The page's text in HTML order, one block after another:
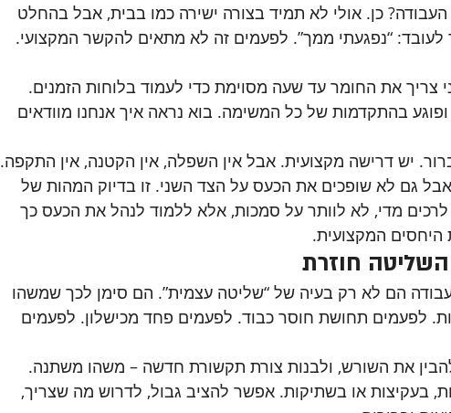
כן. אולי לא תמיד בצורה ישירה כמו בבית, אבל בהחלט
“נפגעתי ממך”. לפעמים זה לא מתאים להקשר המקצועי.
צריך את החומר עד שעה מסוימת כדי לעמוד בלוחות הזמנים.
בהתקדמות של כל המשימה. בוא נראה איך אנחנו מוודאים
יש דרישה מקצועית. אבל אין השפלה, אין הקטנה, אין התקפה.
גם לא שופכים את הכעס על הצד השני. זו בדיוק המהות של
לרכים מדי, לא לוותר על סמכות, אלא ללמוד לנהל את הכעס כך
המקצועית.
חוזרת
הם לא רק בעיה של “שליטה עצמית”. הם סימן לכך שמשהו
לפעמים תחושת חוסר כבוד. לפעמים פחד מכישלון. לפעמים
את השורש, ולבנות צורת תקשורת חדשה – משהו משתנה.
בעקיצות או בשתיקות. אפשר להציב גבול, לדרוש מה שצריך,